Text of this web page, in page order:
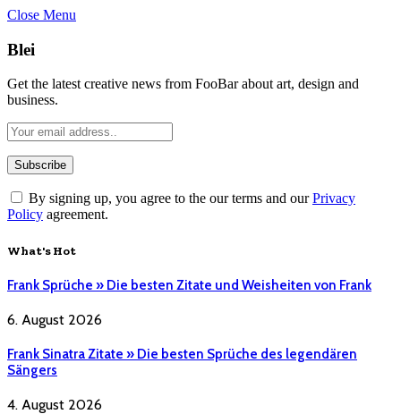
Close Menu
Blei
Get the latest creative news from FooBar about art, design and
business.
By signing up, you agree to the our terms and ourPrivacy
Policy agreement.
What's Hot
Frank Sprüche » Die besten Zitate und Weisheiten von Frank
6. August 2026
Frank Sinatra Zitate » Die besten Sprüche des legendären
Sängers
4. August 2026